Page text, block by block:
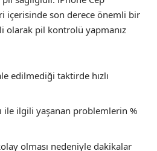
içerisinde son derece önemli bir
olarak pil kontrolü yapmanız
edilmediği taktirde hızlı
ile ilgili yaşanan problemlerin %
olması nedeniyle dakikalar